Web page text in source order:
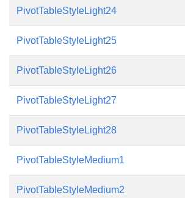
PivotTableStyleLight24
PivotTableStyleLight25
PivotTableStyleLight26
PivotTableStyleLight27
PivotTableStyleLight28
PivotTableStyleMedium1
PivotTableStyleMedium2